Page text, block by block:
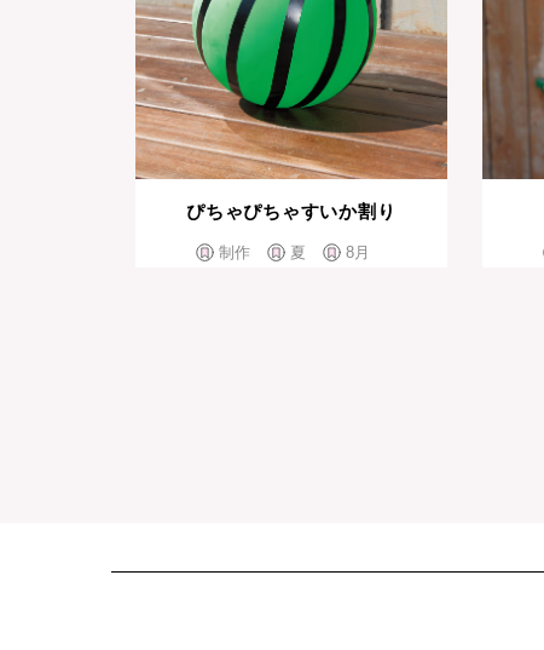
ぴちゃぴちゃすいか割り
制作 夏 8月